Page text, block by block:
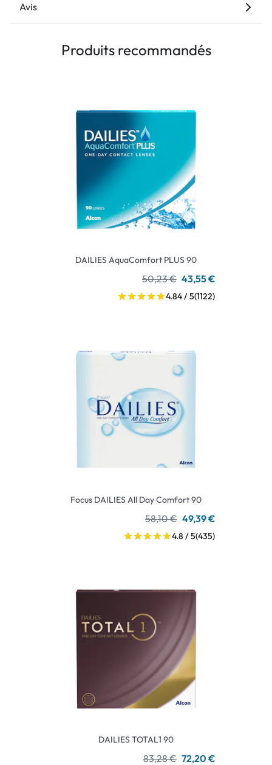
Avis
Produits recommandés
DAILIES AquaComfort PLUS 90
50,23 € 43,55 €
4.84 / 5(1122)
Focus DAILIES All Day Comfort 90
58,10 € 49,39 €
4.8 / 5(435)
DAILIES TOTAL1 90
83,28 € 72,20 €